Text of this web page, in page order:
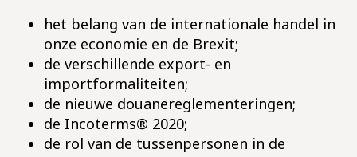
het belang van de internationale handel in
onze economie en de Brexit;
de verschillende export- en
importformaliteiten;
de nieuwe douanereglementeringen;
de Incoterms® 2020;
de rol van de tussenpersonen in de